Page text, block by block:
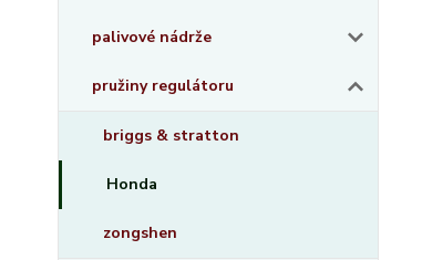
palivové nádrže
pružiny regulátoru
briggs & stratton
Honda
zongshen